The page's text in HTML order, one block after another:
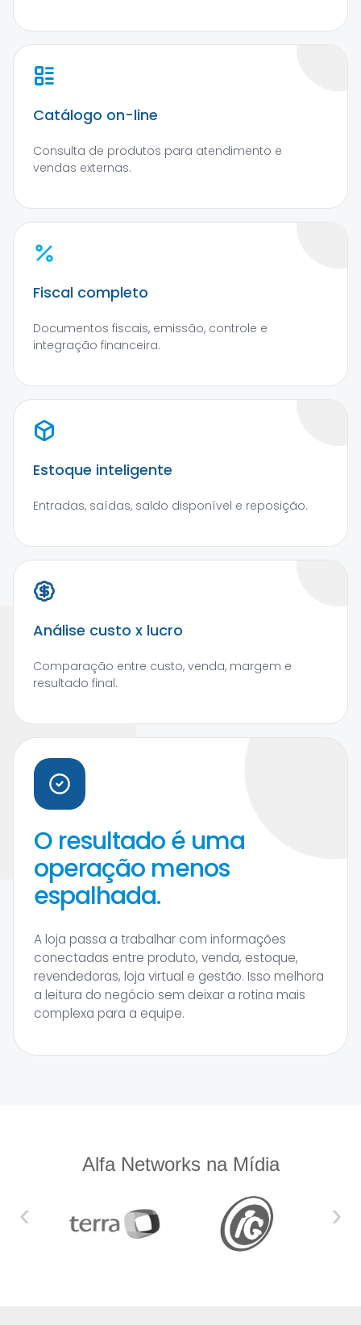
Catálogo on-line
Consulta de produtos para atendimento e
vendas externas.
Fiscal completo
Documentos fiscais, emissão, controle e
integração financeira.
Estoque inteligente
Entradas, saídas, saldo disponível e reposição.
Análise custo x lucro
Comparação entre custo, venda, margem e
resultado final.
O resultado é uma
operação menos
espalhada.
A loja passa a trabalhar com informações
conectadas entre produto, venda, estoque,
revendedoras, loja virtual e gestão. Isso melhora
a leitura do negócio sem deixar a rotina mais
complexa para a equipe.
Alfa Networks na Mídia
‹ ›